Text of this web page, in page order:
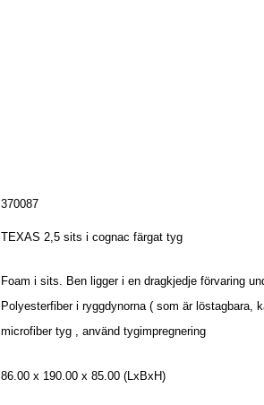
370087
TEXAS 2,5 sits i cognac färgat tyg
Foam i sits. Ben ligger i en dragkjedje förvaring
Polyesterfiber i ryggdynorna ( som är löstagbara,
microfiber tyg , använd tygimpregnering
86.00 x 190.00 x 85.00 (LxBxH)